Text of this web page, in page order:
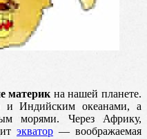
материк на нашей планете.
и Индийским океанами, а
морями. Через Африку,
экватор — воображаемая